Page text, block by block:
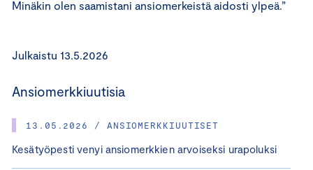
Julkaistu 13.5.2026
Ansiomerkkiuutisia
13.05.2026 / ANSIOMERKKIUUTISET
Kesätyöpesti venyi ansiomerkkien arvoiseksi urapoluksi
Minäkin olen saamistani ansiomerkeistä aidosti ylpeä.”